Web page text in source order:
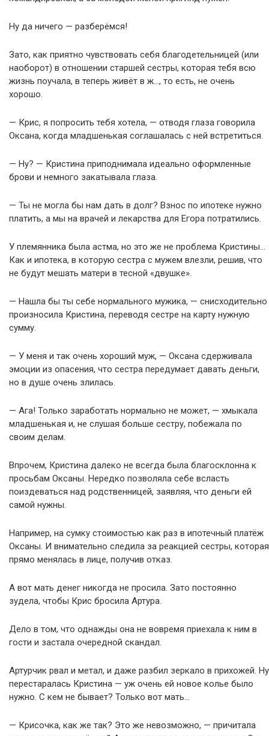
Ну да ничего — разберёмся!
Зато, как приятно чувствовать себя благодетельницей (или
наоборот) в отношении старшей сестры, которая тебя всю
жизнь поучала, в теперь живёт в ж…, то есть, не очень
хорошо.
— Крис, я попросить тебя хотела, — отводя глаза говорила
Оксана, когда младшенькая соглашалась с ней встретиться.
— Ну? — Кристина приподнимала идеально оформленные
брови и немного закатывала глаза.
— Ты не могла бы нам дать в долг? Взнос по ипотеке нужно
платить, а мы на врачей и лекарства для Егора потратились.
У племянника была астма, но это же не проблема Кристины…
Как и ипотека, в которую сестра с мужем влезли, решив, что
не будут мешать матери в тесной «двушке».
— Нашла бы ты себе нормального мужика, — снисходительно
произносила Кристина, переводя сестре на карту нужную
сумму.
— У меня и так очень хороший муж, — Оксана сдерживала
эмоции из опасения, что сестра передумает давать деньги,
но в душе очень злилась.
— Ага! Только заработать нормально не может, — хмыкала
младшенькая и, не слушая больше сестру, побежала по
своим делам.
Впрочем, Кристина далеко не всегда была благосклонна к
просьбам Оксаны. Нередко позволяла себе всласть
поиздеваться над родственницей, заявляя, что деньги ей
самой нужны.
Например, на сумку стоимостью как раз в ипотечный платёж
Оксаны. И внимательно следила за реакцией сестры, которая
прямо менялась в лице, получив отказ.
А вот мать денег никогда не просила. Зато постоянно
зудела, чтобы Крис бросила Артура.
Дело в том, что однажды она не вовремя приехала к ним в
гости и застала очередной скандал.
Артурчик рвал и метал, и даже разбил зеркало в прихожей. Ну
перестаралась Кристина — уж очень ей новое колье было
нужно. С кем не бывает? Только вот мать…
— Крисочка, как же так? Это же невозможно, — причитала